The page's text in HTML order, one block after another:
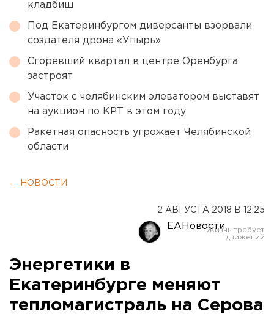
кладбищ
Под Екатеринбургом диверсанты взорвали
создателя дрона «Упырь»
Сгоревший квартал в центре Оренбурга
застроят
Участок с челябинским элеватором выставят
на аукцион по КРТ в этом году
Ракетная опасность угрожает Челябинской
области
← НОВОСТИ
2 АВГУСТА 2018 В 12:25
ЕАНовости
Энергетики в
Екатеринбурге меняют
тепломагистраль на Серова